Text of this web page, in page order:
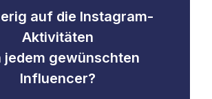
auf die Instagram-
Aktivitäten
jedem gewünschten
Influencer?